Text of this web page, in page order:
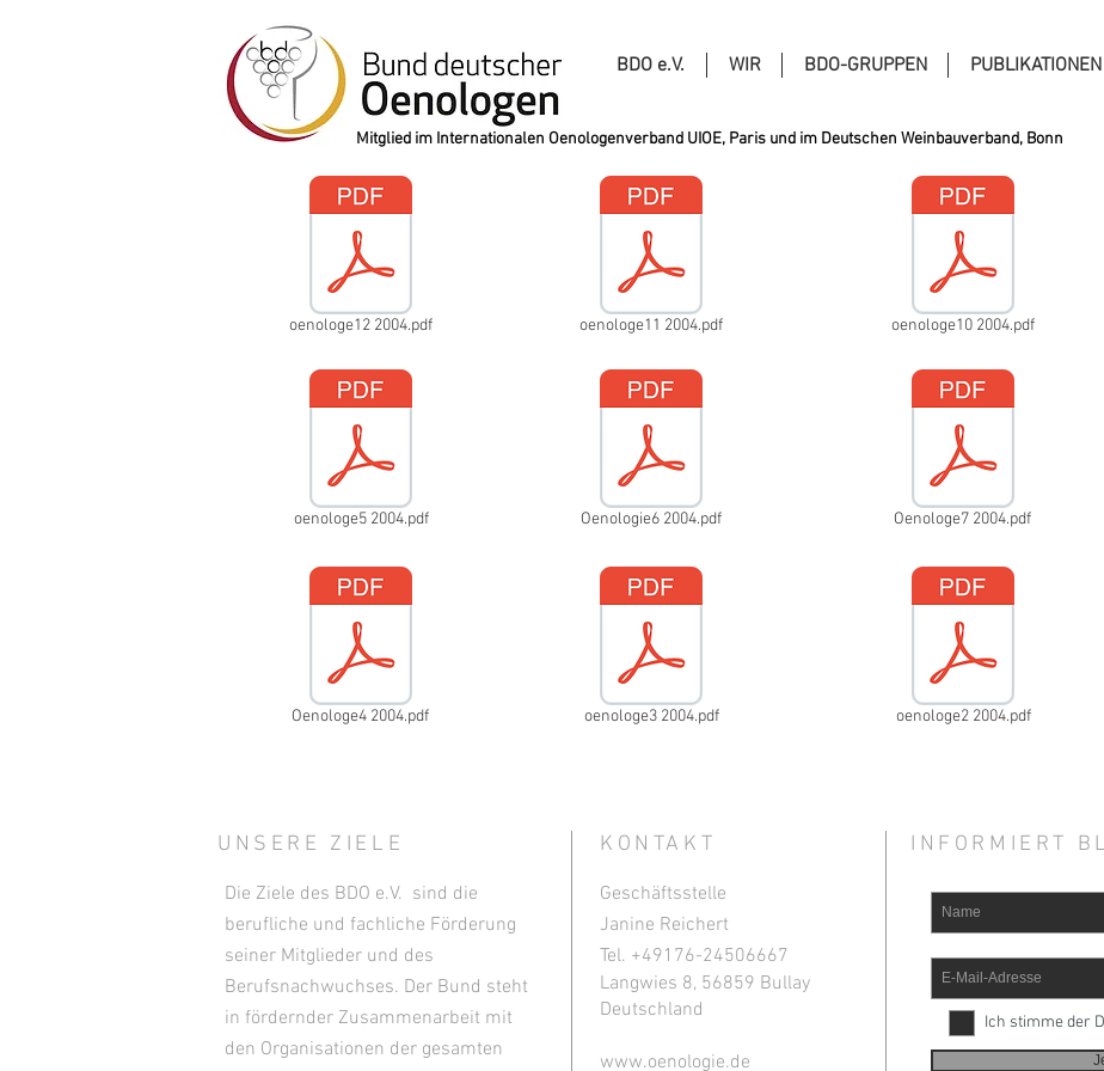
BDO e.V. WIR BDO-GRUPPEN PUBLIKATIONEN
Mitglied im Internationalen Oenologenverband UIOE, Paris und im Deutschen Weinbauverband, Bonn
oenologe12 2004.pdf
oenologe5 2004.pdf
Oenologe4 2004.pdf
oenologe11 2004.pdf
Oenologie6 2004.pdf
oenologe3 2004.pdf
oenologe10 2004.pdf
Oenologe7 2004.pdf
oenologe2 2004.pdf
UNSERE ZIELE
Die Ziele des BDO e.V. sind die
berufliche und fachliche Förderung
seiner Mitglieder und des
Berufsnachwuchses. Der Bund steht
in fördernder Zusammenarbeit mit
den Organisationen der gesamten
KONTAKT
Geschäftsstelle
Janine Reichert
Tel. +49176-24506667
Langwies 8, 56859 Bullay
Deutschland
www.oenologie.de
INFORMIERT
Ich stimme der